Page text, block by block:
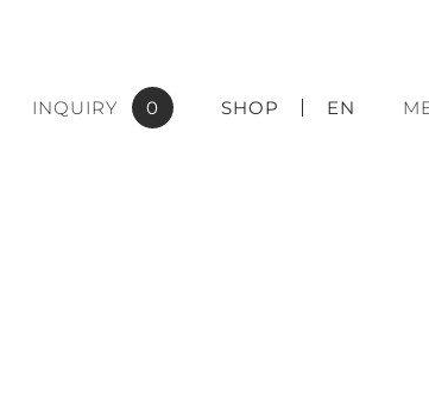
INQUIRY 0 SHOP EN